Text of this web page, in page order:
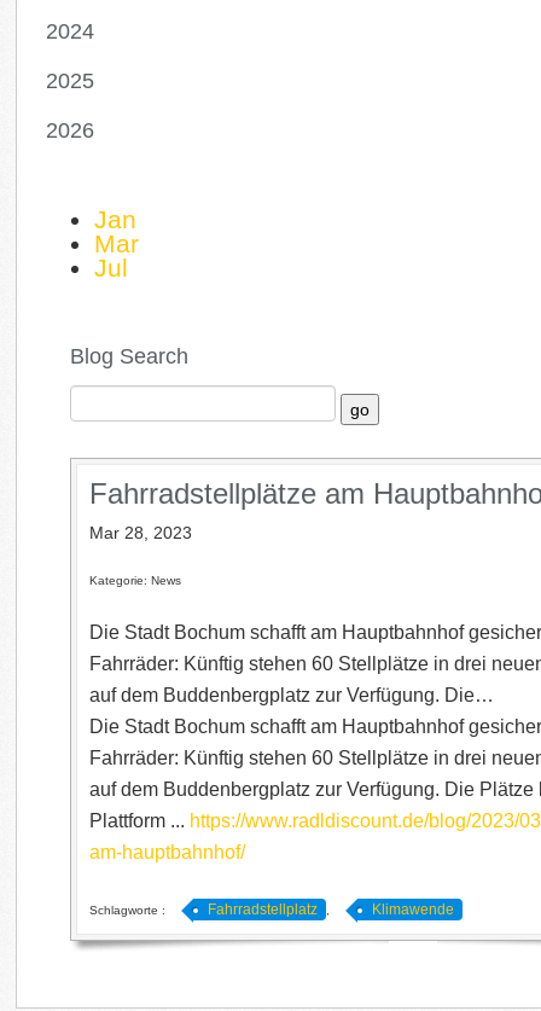
2024
2025
2026
Jan
Mar
Jul
Blog Search
Fahrradstellplätze am
Mar 28, 2023
Kategorie: News
Die Stadt Bochum schafft am Hauptbahnhof
Fahrräder: Künftig stehen 60 Stellplätze in drei
auf dem Buddenbergplatz zur Verfügung. Die…
Die Stadt Bochum schafft am Hauptbahnhof
Fahrräder: Künftig stehen 60 Stellplätze in drei
auf dem Buddenbergplatz zur Verfügung. Die Plätze
Plattform ... https://www.radldiscount.de/blog/2023/
am-hauptbahnhof/
Schlagworte : Fahrradstellplatz , Klimawende